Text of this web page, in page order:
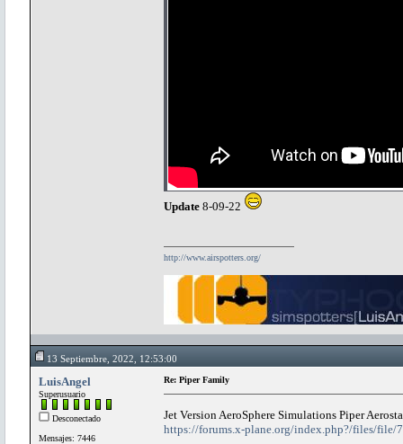
Update 8-09-22
http://www.airspotters.org/
13 Septiembre, 2022, 12:53:00
LuisAngel
Superusuario
Desconectado
Mensajes: 7446
Re: Piper Family
Jet Version AeroSphere Simulations Piper
https://forums.x-plane.org/index.php?/files/file/